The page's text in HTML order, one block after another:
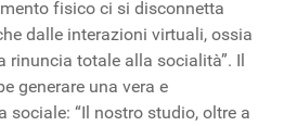
fisico ci si disconnetta
dalle interazioni virtuali, ossia
rinuncia totale alla socialità”. Il
generare una vera e
sociale: “Il nostro studio, oltre a